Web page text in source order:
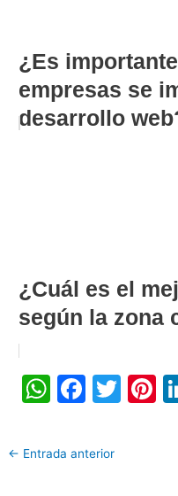
¿Es
empresas se
desarrollo
¿Cuál es el
según la zona
W
at
F
c
T
← Entrada anterior